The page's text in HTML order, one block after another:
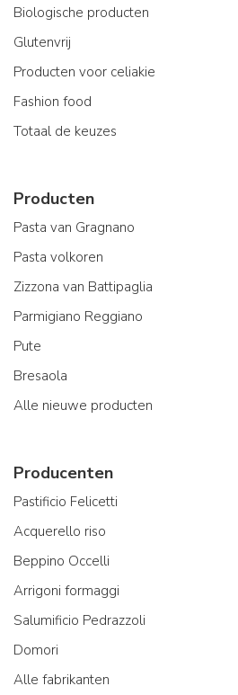
Biologische producten
Glutenvrij
Producten voor celiakie
Fashion food
Totaal de keuzes
Producten
Pasta van Gragnano
Pasta volkoren
Zizzona van Battipaglia
Parmigiano Reggiano
Pute
Bresaola
Alle nieuwe producten
Producenten
Pastificio Felicetti
Acquerello riso
Beppino Occelli
Arrigoni formaggi
Salumificio Pedrazzoli
Domori
Alle fabrikanten